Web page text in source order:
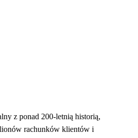
z ponad 200-letnią historią,
rachunków klientów i